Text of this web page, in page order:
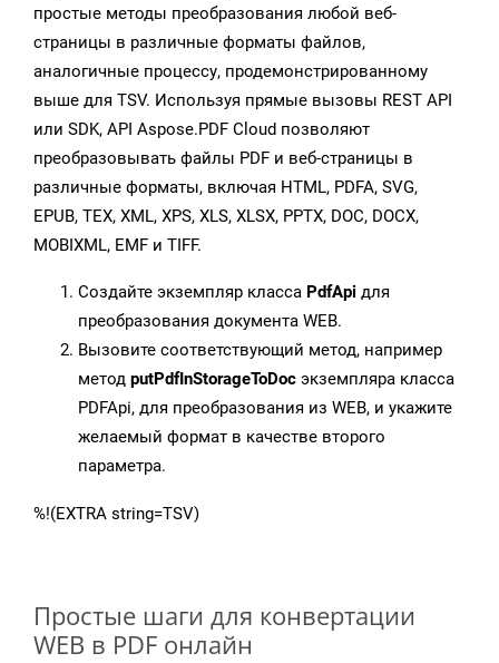
простые методы преобразования любой веб-
страницы в различные форматы файлов,
аналогичные процессу, продемонстрированному
выше для TSV. Используя прямые вызовы REST API
или SDK, API Aspose.PDF Cloud позволяют
преобразовывать файлы PDF и веб-страницы в
различные форматы, включая HTML, PDFA, SVG,
EPUB, TEX, XML, XPS, XLS, XLSX, PPTX, DOC, DOCX,
MOBIXML, EMF и TIFF.
Создайте экземпляр класса PdfApi для
преобразования документа WEB.
Вызовите соответствующий метод, например
метод putPdfInStorageToDoc экземпляра класса
PDFApi, для преобразования из WEB, и укажите
желаемый формат в качестве второго
параметра.
%!(EXTRA string=TSV)
Простые шаги для конвертации
WEB в PDF онлайн